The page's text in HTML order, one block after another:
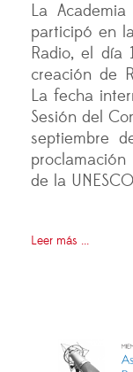
La
participó en
Radio, el día
creación de
La fecha
Sesión del
septiembre
de la
Leer más ...